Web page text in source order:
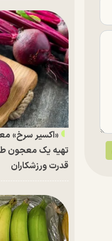
«اکسیر سرخ»
تهیه یک معجون
قدرت ورزشکاران